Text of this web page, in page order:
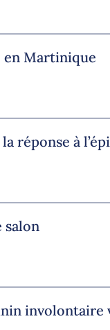
en Martinique
à
salon
involontaire